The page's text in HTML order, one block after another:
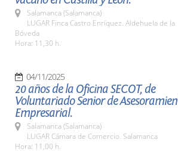
Salamanca (Salamanca)
LUGAR Finca Castro Enríquez. Aldehuela de la
Bóveda
Hora: 11,30 h.
04/11/2025
20 años de la Oficina SECOT, de
Voluntariado Senior de
Empresarial.
Salamanca (Salamanca)
LUGAR Cámara de Comercio. Salamanca
Hora: 11,00 h.